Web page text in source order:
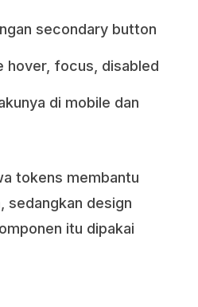
secondary button
hover, focus, disabled
di mobile dan
tokens membantu
sedangkan design
itu dipakai